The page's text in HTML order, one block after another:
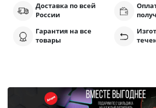
Доставка по всей
России
Гарантия на все
товары